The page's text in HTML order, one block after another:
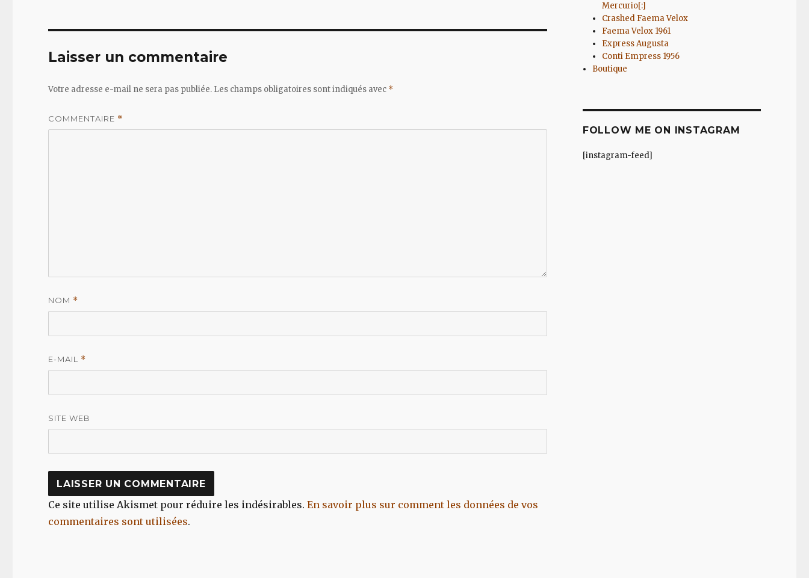
Laisser un commentaire
Votre adresse e-mail ne sera pas publiée. Les champs obligatoires sont indiqués avec *
COMMENTAIRE *
NOM *
E-MAIL *
SITE WEB
Ce site utilise Akismet pour réduire les indésirables.En savoir plus sur comment les données de vos
commentaires sont utilisées.
Mercurio[:]
Crashed Faema Velox
Faema Velox 1961
Express Augusta
Conti Empress 1956
Boutique
FOLLOW ME ON INSTAGRAM
[instagram-feed]